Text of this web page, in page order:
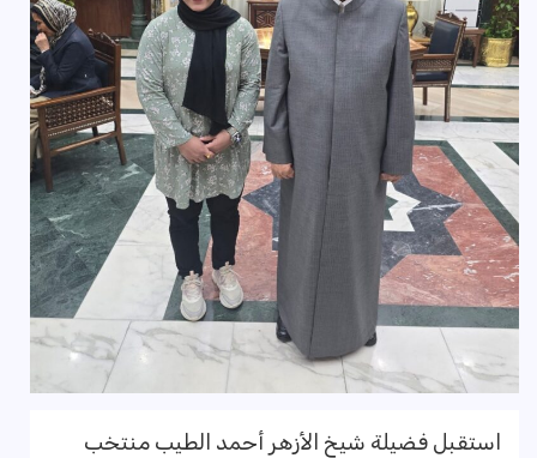
استقبل فضيلة شيخ الأزهر أحمد الطيب منتخب